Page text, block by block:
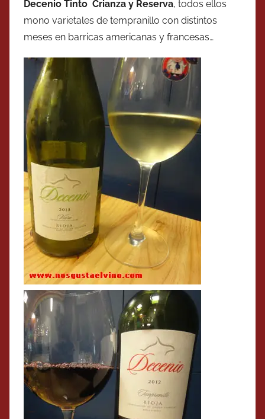
Decenio Tinto Crianza y Reserva, todos ellos
mono varietales de tempranillo con distintos
meses en barricas americanas y francesas…